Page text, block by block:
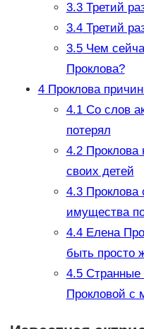
3.3Третий
3.4Третий
3.5Чем
Проклова?
4Проклова
4.1Со слов
потерял
4.2Проклова
своих детей
4.3Проклова
имущества
4.4Елена
быть просто
4.5Странные
Прокловой